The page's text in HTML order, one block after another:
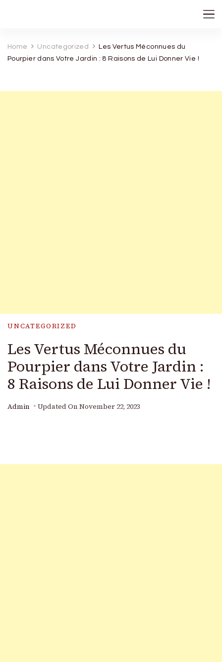
Home Uncategorized
Les Vertus Méconnues du
Pourpier dans Votre Jardin : 8 Raisons de Lui Donner Vie !
UNCATEGORIZED
Les Vertus Méconnues du
Pourpier dans Votre Jardin :
8 Raisons de Lui Donner Vie !
Admin Updated On November 22, 2023